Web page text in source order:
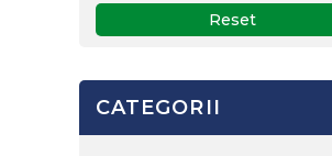
Reset
CATEGORII